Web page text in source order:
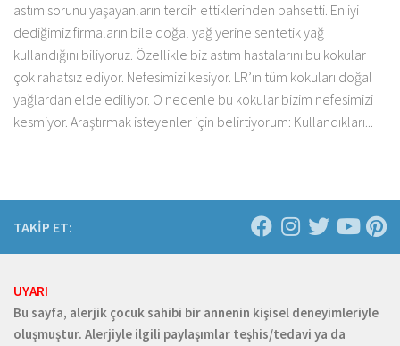
astım sorunu yaşayanların tercih ettiklerinden bahsetti. En iyi
dediğimiz firmaların bile doğal yağ yerine sentetik yağ
kullandığını biliyoruz. Özellikle biz astım hastalarını bu kokular
çok rahatsız ediyor. Nefesimizi kesiyor. LR’ın tüm kokuları doğal
yağlardan elde ediliyor. O nedenle bu kokular bizim nefesimizi
kesmiyor. Araştırmak isteyenler için belirtiyorum: Kullandıkları...
TAKİP ET:
UYARI
Bu sayfa, alerjik çocuk sahibi bir annenin kişisel deneyimleriyle
oluşmuştur. Alerjiyle ilgili paylaşımlar teşhis/tedavi ya da